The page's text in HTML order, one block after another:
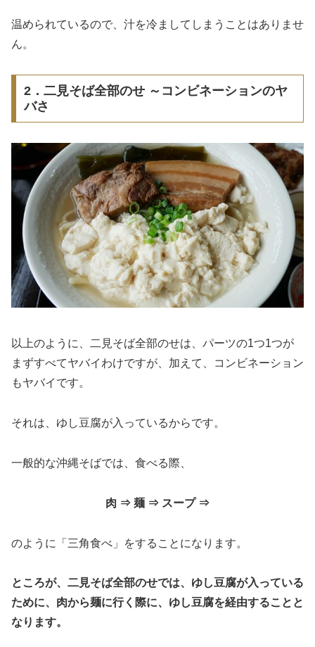
温められているので、汁を冷ましてしまうことはありませ
ん。
2．二見そば全部のせ ～コンビネーションのヤ
バさ
以上のように、二見そば全部のせは、パーツの1つ1つが
まずすべてヤバイわけですが、加えて、コンビネーション
もヤバイです。
それは、ゆし豆腐が入っているからです。
一般的な沖縄そばでは、食べる際、
肉 ⇒ 麺 ⇒ スープ ⇒
のように「三角食べ」をすることになります。
ところが、二見そば全部のせでは、ゆし豆腐が入っている
ために、肉から麺に行く際に、ゆし豆腐を経由することと
なります。